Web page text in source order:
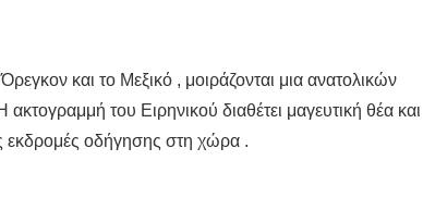
και το Μεξικό , μοιράζονται μια ανατολικών
του Ειρηνικού διαθέτει μαγευτική θέα και
εκδρομές οδήγησης στη χώρα .